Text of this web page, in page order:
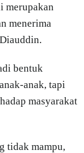
merupakan
menerima
bentuk
anak, tapi
masyarakat
tidak mampu,